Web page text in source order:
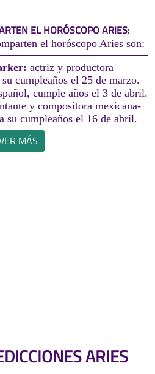
EL HORÓSCOPO ARIES:
el horóscopo Aries son:
actriz y productora
cumpleaños el 25 de marzo.
cumple años el 3 de abril.
y compositora mexicana-
su cumpleaños el 16 de abril.
MÁS
ARIES